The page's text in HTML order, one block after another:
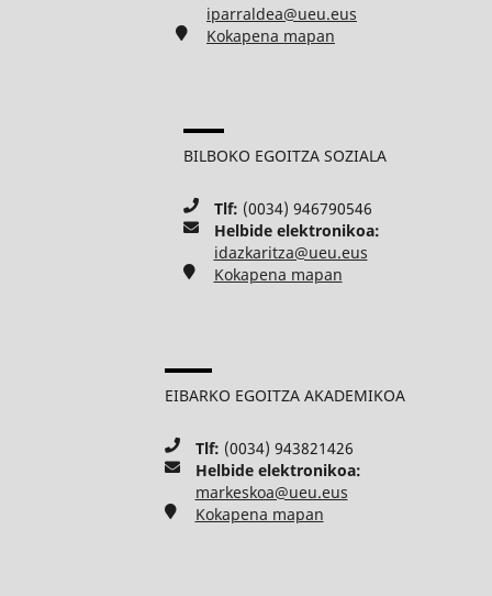
iparraldea@ueu.eus
Kokapena mapan
BILBOKO EGOITZA SOZIALA
Tlf: (0034) 946790546
Helbide elektronikoa:
idazkaritza@ueu.eus
Kokapena mapan
EIBARKO EGOITZA AKADEMIKOA
Tlf: (0034) 943821426
Helbide elektronikoa:
markeskoa@ueu.eus
Kokapena mapan